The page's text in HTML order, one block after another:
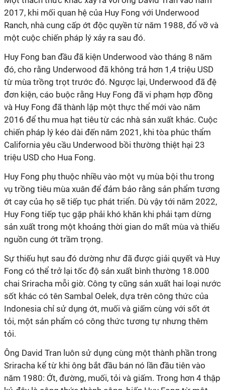
2017, khi mối quan hệ của Huy Fong với Underwood
Ranch, nhà cung cấp ớt độc quyền từ năm 1988, đổ vỡ và
một cuộc chiến pháp lý xảy ra sau đó.
Huy Fong ban đầu đã kiện Underwood vào tháng 8 năm
đó, cho rằng Underwood đã không trả hơn 1,4 triệu USD
từ mùa trồng trọt trước đó. Ngược lại, Underwood đã đệ
đơn kiện, cáo buộc rằng Huy Fong đã vi phạm hợp đồng
và Huy Fong đã thành lập một thực thể mới vào năm
2016 để thu mua hạt tiêu từ các nhà sản xuất khác. Cuộc
chiến pháp lý kéo dài đến năm 2021, khi tòa phúc thẩm
California yêu cầu Underwood bồi thường thiệt hại 23
triệu USD cho Hua Fong.
Huy Fong phụ thuộc nhiều vào một vụ mùa bội thu trong
vụ trồng tiêu mùa xuân để đảm bảo rằng sản phẩm tương
ớt cay của họ sẽ tiếp tục phát triển. Dù vậy tới năm 2022,
Huy Fong tiếp tục gặp phải khó khăn khi phải tạm dừng
sản xuất trong một khoảng thời gian do mất mùa và thiếu
nguồn cung ớt trầm trọng.
Sự thiếu hụt sau đó dường như đã được giải quyết và Huy
Fong có thể trở lại tốc độ sản xuất bình thường 18.000
chai Sriracha mỗi giờ. Công ty cũng sản xuất hai loại nước
sốt khác có tên Sambal Oelek, dựa trên công thức của
Indonesia chỉ sử dụng ớt, muối và giấm cùng với sốt ớt
tỏi, một sản phẩm có công thức tương tự nhưng thêm
tỏi.
Ông David Tran luôn sử dụng cùng một thành phần trong
Sriracha kể từ khi ông bắt đầu bán nó lần đầu tiên vào
năm 1980: Ớt, đường, muối, tỏi và giấm. Trong hơn 4 thập